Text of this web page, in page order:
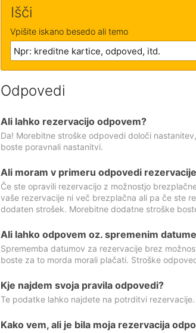
Išči
Vpišite iskano besedo ali temo
Odpovedi
Ali lahko rezervacijo odpovem?
Da! Morebitne stroške odpovedi določi
boste poravnali nastanitvi.
Ali moram v primeru odpovedi
Če ste opravili rezervacijo z možnostjo
vaše rezervacije ni več brezplačna ali pa če ste
dodaten strošek. Morebitne dodatne stroške
Ali lahko odpovem oz. spremenim
Sprememba datumov za rezervacije brez
boste za to morda morali plačati. Stroške
Kje najdem svoja pravila odpovedi?
Te podatke lahko najdete na potrditvi rezervacije.
Kako vem, ali je bila moja rezervacija